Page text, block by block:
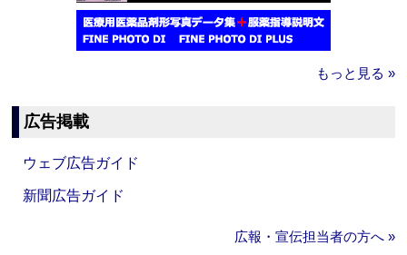
もっと見る »
広告掲載
ウェブ広告ガイド
新聞広告ガイド
広報・宣伝担当者の方へ »